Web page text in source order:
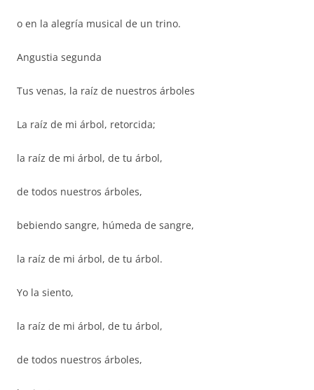
o en la alegría musical de un trino.
Angustia segunda
Tus venas, la raíz de nuestros árboles
La raíz de mi árbol, retorcida;
la raíz de mi árbol, de tu árbol,
de todos nuestros árboles,
bebiendo sangre, húmeda de sangre,
la raíz de mi árbol, de tu árbol.
Yo la siento,
la raíz de mi árbol, de tu árbol,
de todos nuestros árboles,